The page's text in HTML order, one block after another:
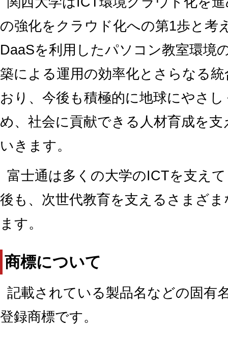
の強化をクラウド化への第1歩と考
DaaSを利用したパソコン教室環境
築による運用の効率化とさらなる
おり、今後も積極的に地球にやさ
め、社会に貢献できる人材育成を
いきます。
富士通は多くの大学のICTを支え
後も、次世代教育を支えるさまざ
ます。
商標について
記載されている製品名などの固有
登録商標です。